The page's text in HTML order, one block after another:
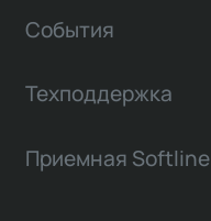
События
Техподдержка
Приемная Softline